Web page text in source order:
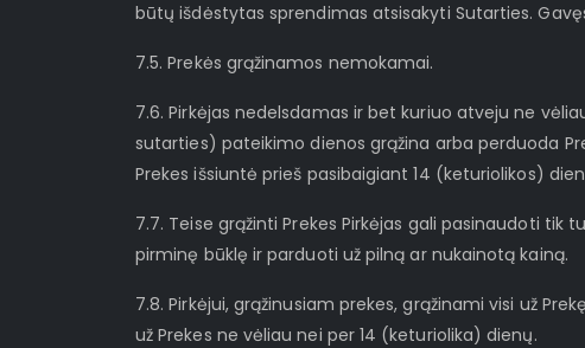
būtų išdėstytas sprendimas atsisakyti Sutarties.
7.5. Prekės grąžinamos nemokamai.
7.6. Pirkėjas nedelsdamas ir bet kuriuo atveju ne
sutarties) pateikimo dienos grąžina arba perduoda
Prekes išsiuntė prieš pasibaigiant 14 (keturiolikos)
7.7. Teise grąžinti Prekes Pirkėjas gali pasinaudoti
pirminę būklę ir parduoti už pilną ar nukainotą kainą.
7.8. Pirkėjui, grąžinusiam prekes, grąžinami visi už
už Prekes ne vėliau nei per 14 (keturiolika) dienų.